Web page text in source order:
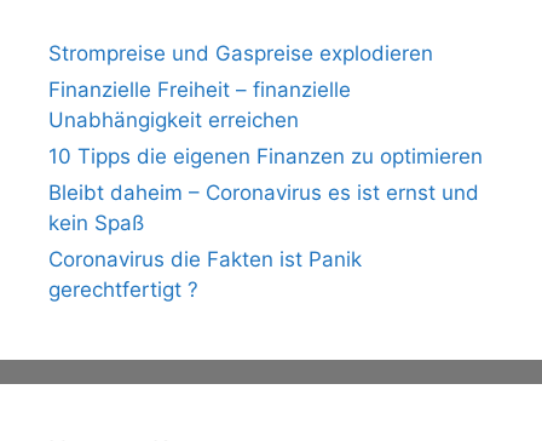
Strompreise und Gaspreise explodieren
Finanzielle Freiheit – finanzielle
Unabhängigkeit erreichen
10 Tipps die eigenen Finanzen zu optimieren
Bleibt daheim – Coronavirus es ist ernst und
kein Spaß
Coronavirus die Fakten ist Panik
gerechtfertigt ?